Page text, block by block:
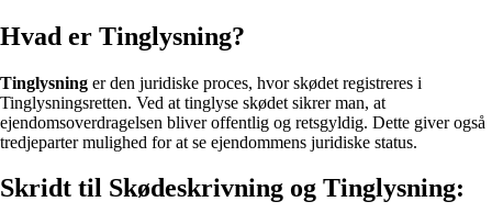
Hvad er Tinglysning?
Tinglysning er den juridiske proces, hvor skødet registreres i
Tinglysningsretten. Ved at tinglyse skødet sikrer man, at
ejendomsoverdragelsen bliver offentlig og retsgyldig. Dette giver også
tredjeparter mulighed for at se ejendommens juridiske status.
Skridt til Skødeskrivning og Tinglysning: